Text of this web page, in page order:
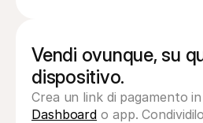
Vendi ovunque, su
dispositivo.
Dashboard o app.